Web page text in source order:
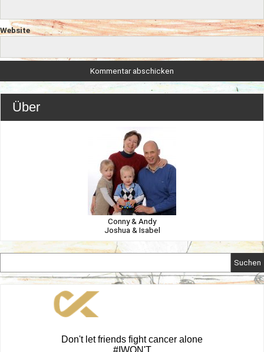
Website
Über
Conny & Andy
Joshua & Isabel
Suchen
Don't let friends fight cancer alone
#IWON'T